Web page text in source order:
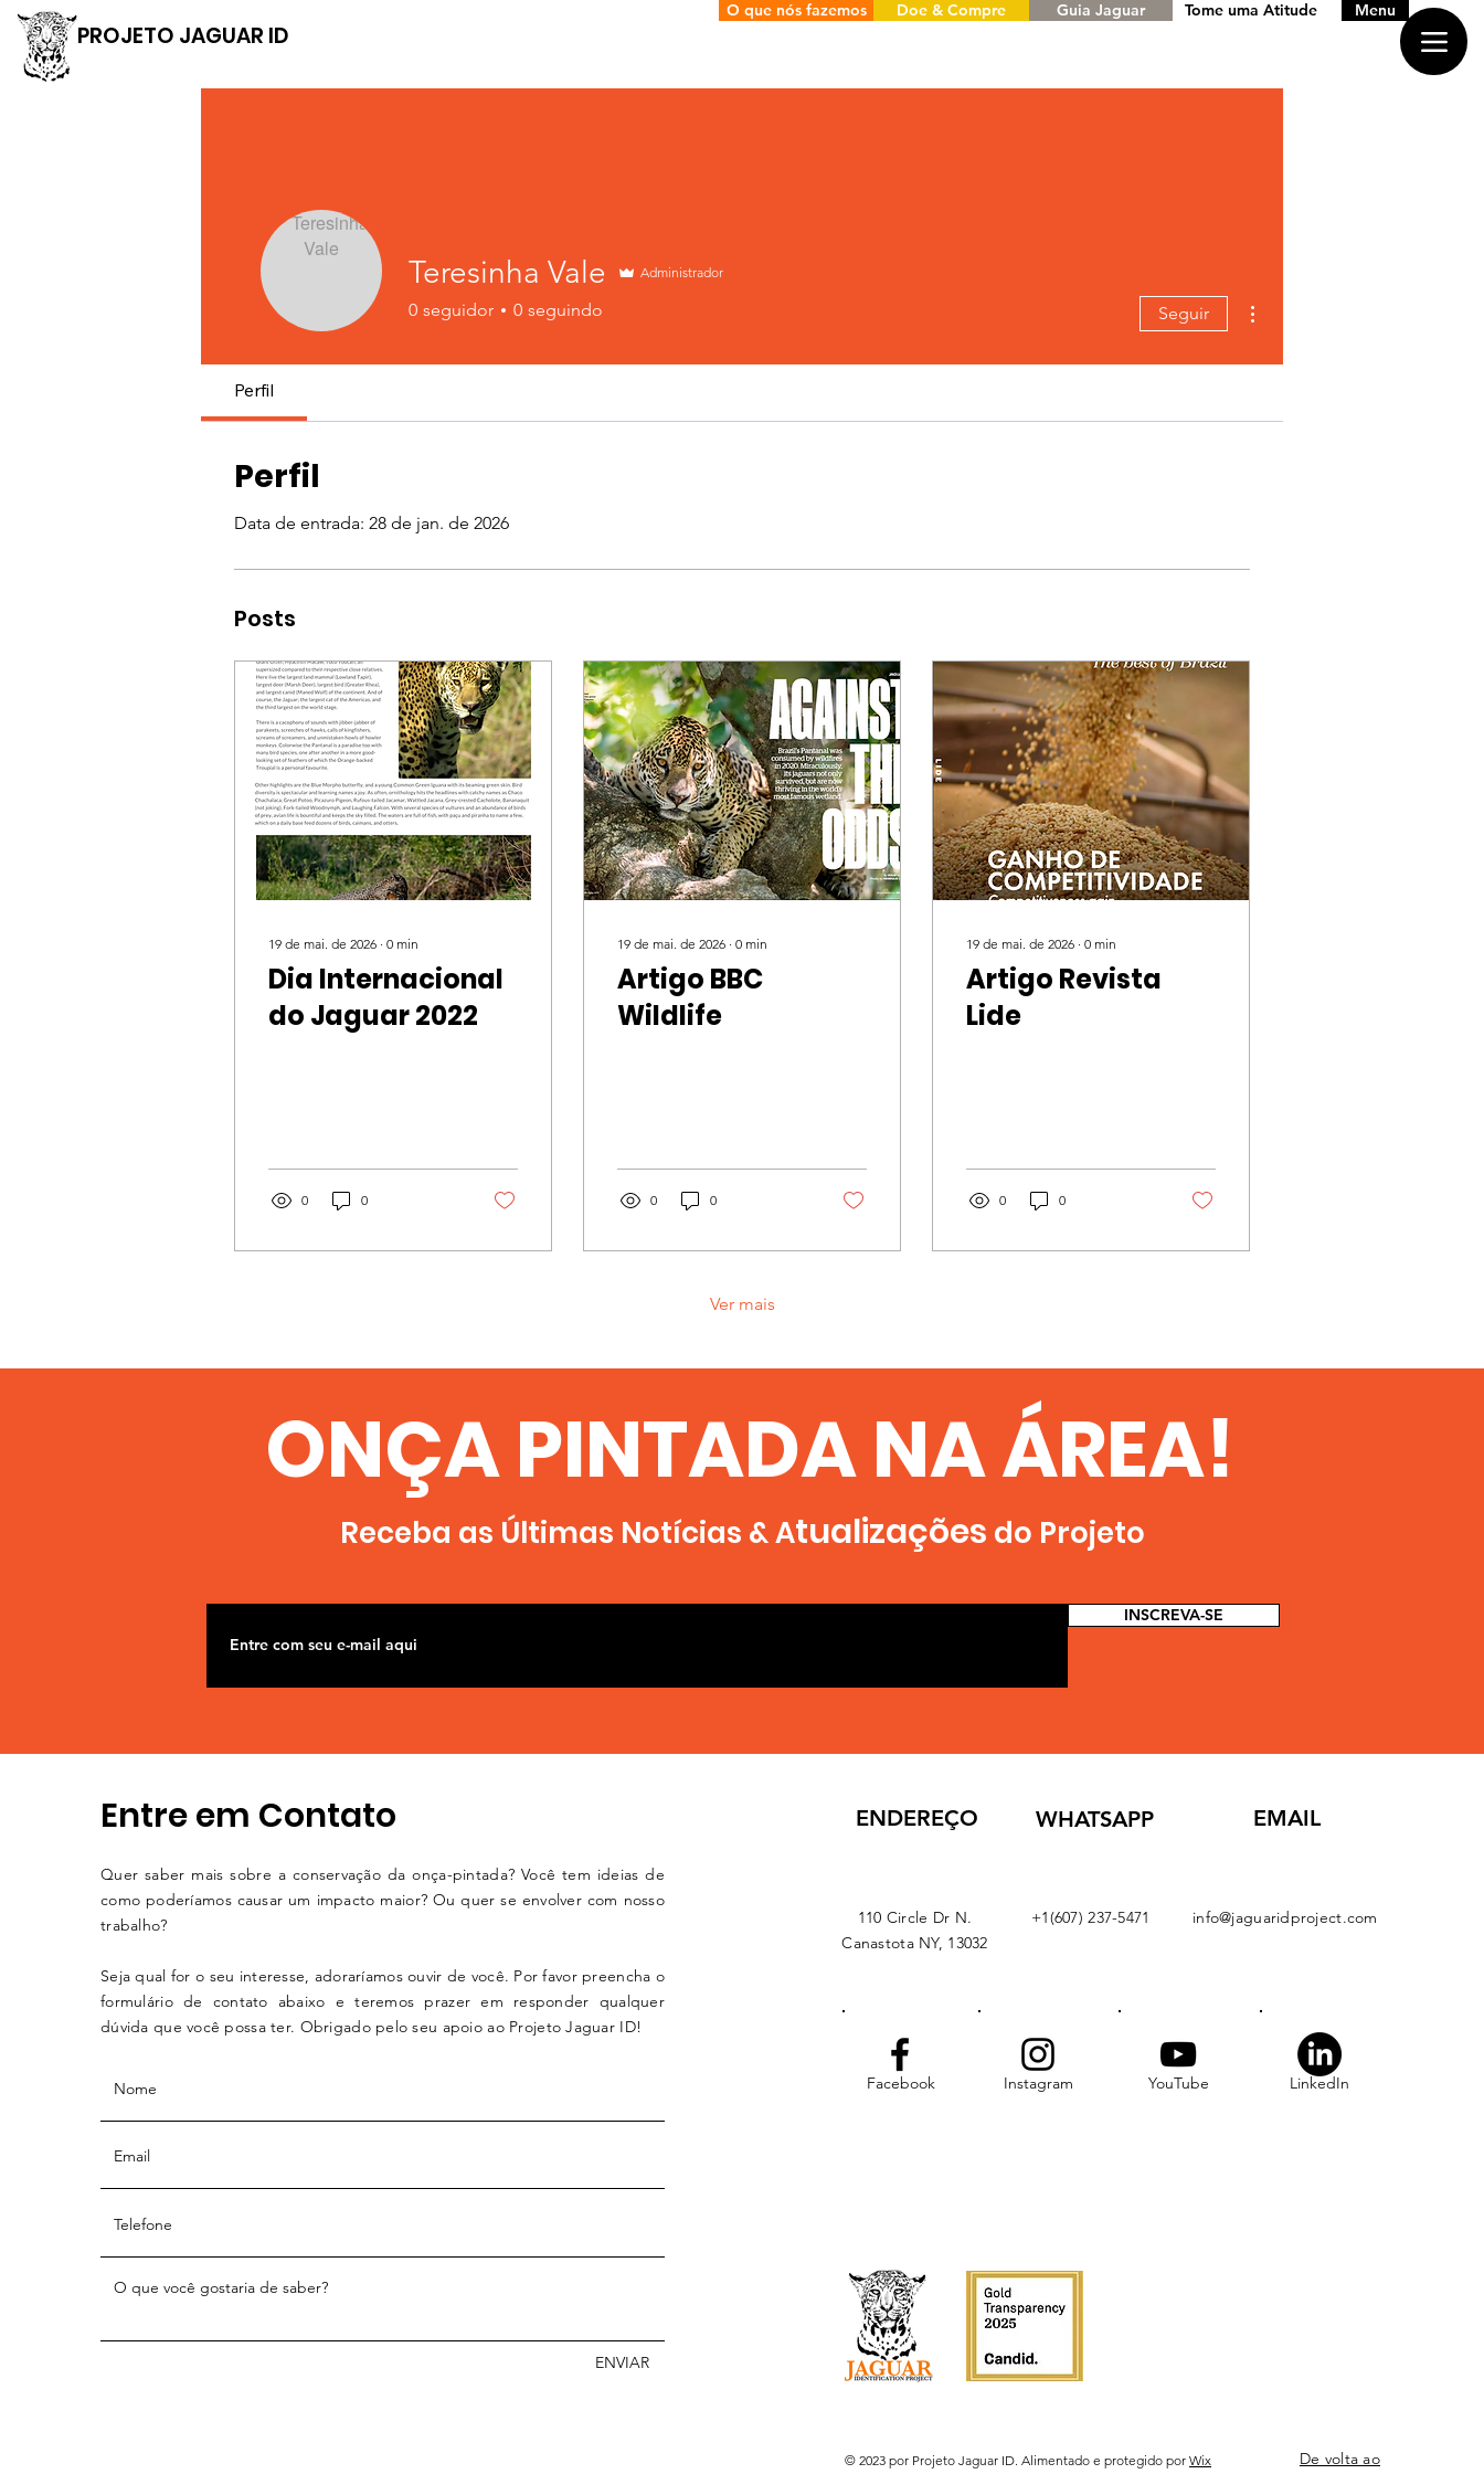
PROJETO JAGUAR ID
O que nós fazemos Doe & Compre Guia Jaguar Menu
Tome uma Atitude
Teresinha Vale Administrador
0 seguidor 0 seguindo Seguir
Perfil
Perfil
Data de entrada: 28 de jan. de 2026
Posts
19 de mai. de 2026 ∙ 0 min
Dia Internacional
do Jaguar 2022
0 0
19 de mai. de 2026 ∙ 0 min
Artigo BBC
Wildlife
0 0
19 de mai. de 2026 ∙ 0 min
Artigo Revista
Lide
0 0
Ver mais
ONÇA PINTADA NA ÁREA!
Receba as Últimas Notícias & Atualizações do Projeto
INSCREVA-SE
Entre em Contato
Quer saber mais sobre a conservação da onça-pintada? Você tem ideias de
como poderíamos causar um impacto maior? Ou quer se envolver com nosso
trabalho?
Seja qual for o seu interesse, adoraríamos ouvir de você. Por favor preencha o
formulário de contato abaixo e teremos prazer em responder qualquer
dúvida que você possa ter. Obrigado pelo seu apoio ao Projeto Jaguar ID!
ENVIAR
ENDEREÇO WHATSAPP EMAIL
110 Circle Dr N.
Canastota NY, 13032
+1(607) 237-5471 info@jaguaridproject.com
Facebook Instagram YouTube LinkedIn
De volta ao
© 2023 por Projeto Jaguar ID. Alimentado e protegido por Wix